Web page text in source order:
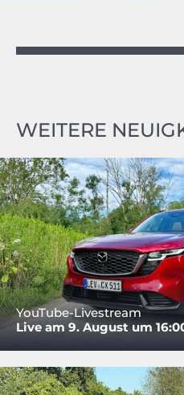
WEITERE
YouTube-Livestream
Live am 9. August um